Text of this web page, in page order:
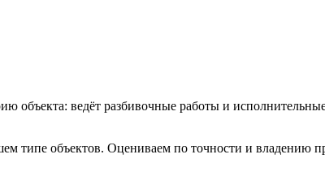
объекта: ведёт разбивочные работы и
типе объектов. Оцениваем по точности и владению